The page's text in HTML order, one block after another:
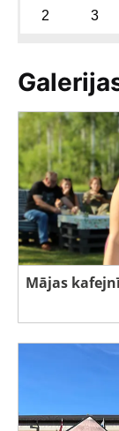
2 3
Mājas